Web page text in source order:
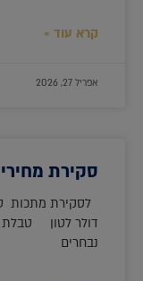
קרא עוד »
אפריל 27, 2026
סקירת מחירי
לסקירת מתכות
דולר לטון
נבחרים